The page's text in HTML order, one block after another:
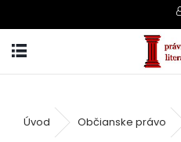
Úvod Občianske právo